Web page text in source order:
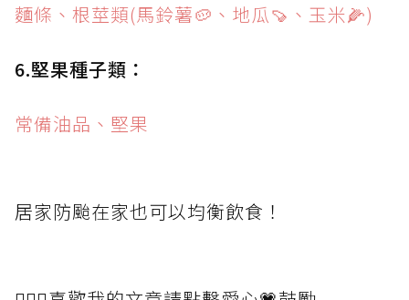
麵條、根莖類(馬鈴薯🥔、地瓜🍠、玉米🌽)
6.堅果種子類：
常備油品、堅果
居家防颱在家也可以均衡飲食！